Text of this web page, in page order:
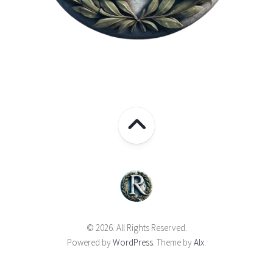
© 2026. All Rights Reserved.
Powered byWordPress . Theme byAlx